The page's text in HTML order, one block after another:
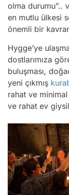
olma durumu”..
en mutlu ülkesi
önemli bir
Hygge’ye
dostlarımıza
buluşması,
yeni çıkmış
rahat ve
ve rahat ev